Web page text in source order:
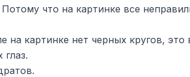
Потому что на картинке все
на картинке нет черных кругов, это